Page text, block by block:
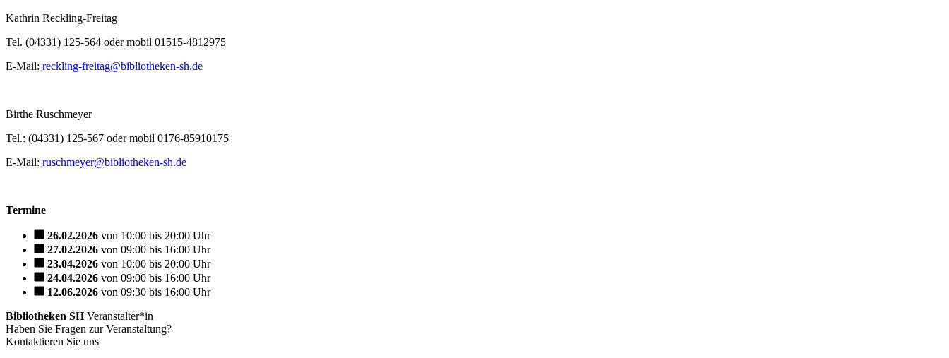
Kathrin Reckling-Freitag
Tel. (04331) 125-564 oder mobil 01515-4812975
E-Mail: reckling-freitag@bibliotheken-sh.de
Birthe Ruschmeyer
Tel.: (04331) 125-567 oder mobil 0176-85910175
E-Mail: ruschmeyer@bibliotheken-sh.de
Termine
26.02.2026 von 10:00 bis 20:00 Uhr
27.02.2026 von 09:00 bis 16:00 Uhr
23.04.2026 von 10:00 bis 20:00 Uhr
24.04.2026 von 09:00 bis 16:00 Uhr
12.06.2026 von 09:30 bis 16:00 Uhr
Bibliotheken SHVeranstalter*in
Haben Sie Fragen zur Veranstaltung?
Kontaktieren Sie uns